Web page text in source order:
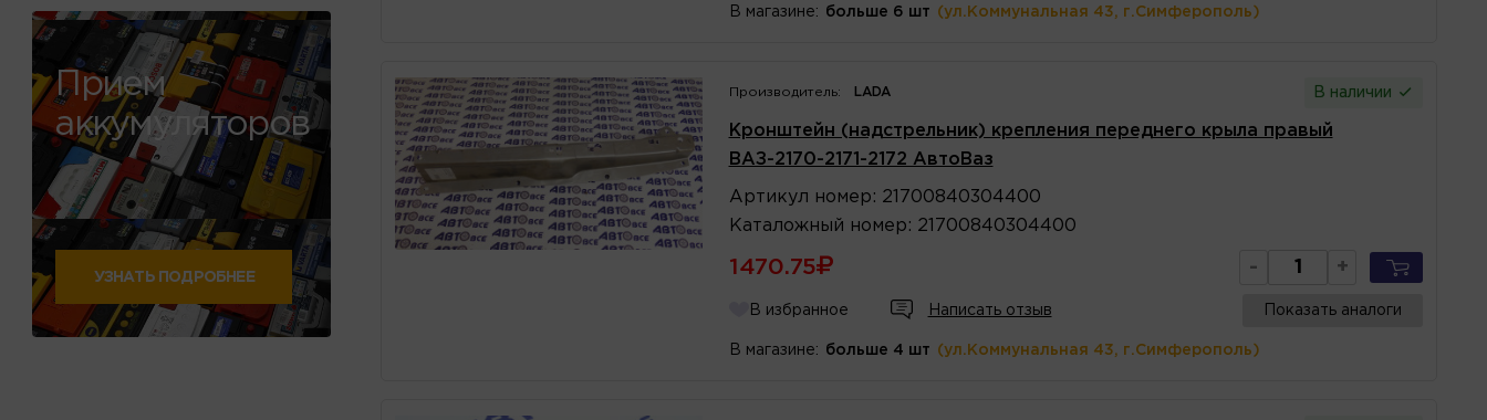
Прием
аккумуляторов
УЗНАТЬ ПОДРОБНЕЕ
В магазине: больше 6 шт (ул.Коммунальная 43, г.Симферополь)
Производитель: LADA В наличии
Кронштейн (надстрельник) крепления переднего крыла правый
ВАЗ-2170-2171-2172 АвтоВаз
Артикул номер : 21700840304400
Каталожный номер : 21700840304400
1470.75 - +
В избранное Написать отзыв Показать аналоги
В магазине: больше 4 шт (ул.Коммунальная 43, г.Симферополь)